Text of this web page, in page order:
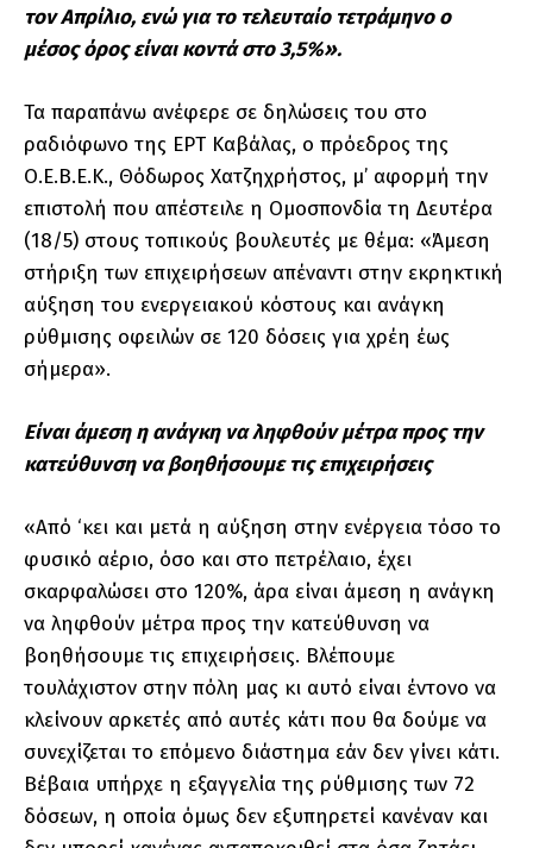
τον Απρίλιο, ενώ για το τελευταίο τετράμηνο ο
μέσος όρος είναι κοντά στο 3,5%».
Τα παραπάνω ανέφερε σε δηλώσεις του στο
ραδιόφωνο της ΕΡΤ Καβάλας, ο πρόεδρος της
Ο.Ε.Β.Ε.Κ., Θόδωρος Χατζηχρήστος, μ’ αφορμή την
επιστολή που απέστειλε η Ομοσπονδία τη Δευτέρα
(18/5) στους τοπικούς βουλευτές με θέμα: «Άμεση
στήριξη των επιχειρήσεων απέναντι στην εκρηκτική
αύξηση του ενεργειακού κόστους και ανάγκη
ρύθμισης οφειλών σε 120 δόσεις για χρέη έως
σήμερα».
Είναι άμεση η ανάγκη να ληφθούν μέτρα προς την
κατεύθυνση να βοηθήσουμε τις επιχειρήσεις
«Από ‘κει και μετά η αύξηση στην ενέργεια τόσο το
φυσικό αέριο, όσο και στο πετρέλαιο, έχει
σκαρφαλώσει στο 120%, άρα είναι άμεση η ανάγκη
να ληφθούν μέτρα προς την κατεύθυνση να
βοηθήσουμε τις επιχειρήσεις. Βλέπουμε
τουλάχιστον στην πόλη μας κι αυτό είναι έντονο να
κλείνουν αρκετές από αυτές κάτι που θα δούμε να
συνεχίζεται το επόμενο διάστημα εάν δεν γίνει κάτι.
Βέβαια υπήρχε η εξαγγελία της ρύθμισης των 72
δόσεων, η οποία όμως δεν εξυπηρετεί κανέναν και